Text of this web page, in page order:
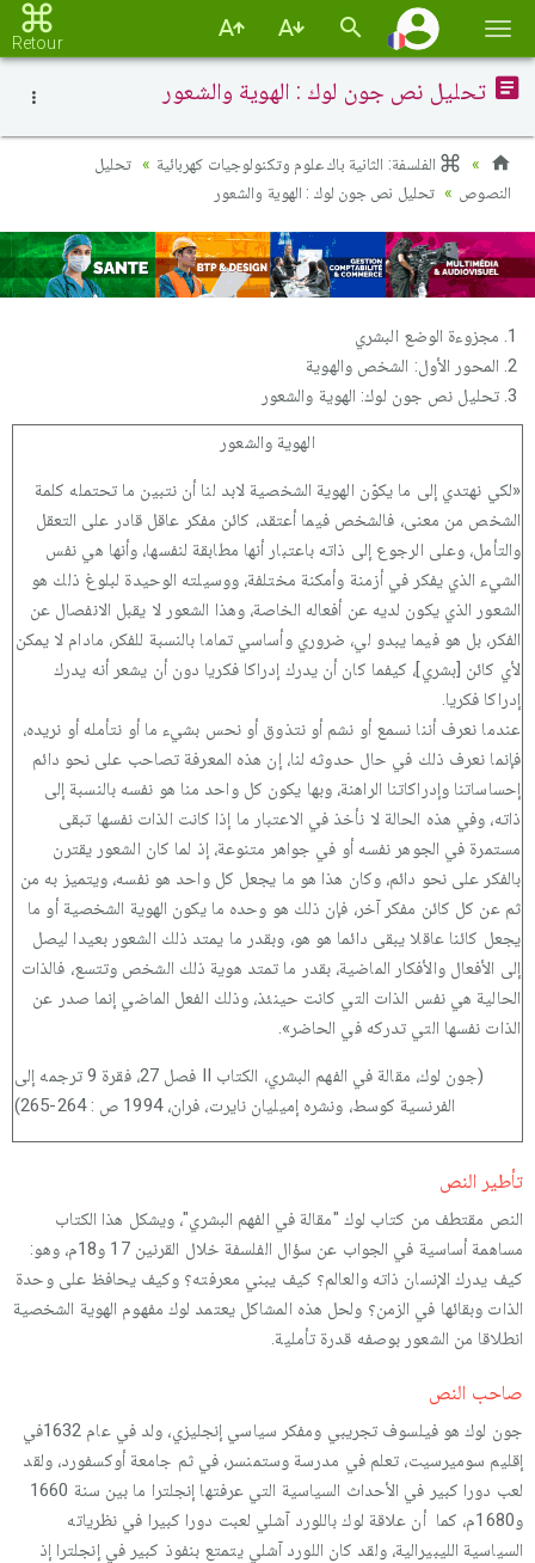
la
Retour
تحليل نص جون لوك : الهوية والشعور
الفلسفة: الثانية باك علوم وتكنولوجيات كهربائية
تحليل
النصوص
تحليل نص جون لوك : الهوية والشعور
مجزوءة الوضع البشري
المحور الأول: الشخص والهوية
تحليل نص جون لوك: الهوية والشعور
الهوية والشعور
«لكي نهتدي إلى ما يكوّن الهوية الشخصية لابد لنا أن نتبين ما تحتمله كلمة
الشخص من معنى، فالشخص فيما أعتقد، كائن مفكر عاقل قادر على التعقل
والتأمل، وعلى الرجوع إلى ذاته باعتبار أنها مطابقة لنفسها، وأنها هي نفس
الشيء الذي يفكر في أزمنة وأمكنة مختلفة، ووسيلته الوحيدة لبلوغ ذلك هو
الشعور الذي يكون لديه عن أفعاله الخاصة، وهذا الشعور لا يقبل الانفصال عن
الفكر، بل هو فيما يبدو لي، ضروري وأساسي تماما بالنسبة للفكر، مادام لا يمكن
لأي كائن [بشري]، كيفما كان أن يدرك إدراكا فكريا دون أن يشعر أنه يدرك
إدراكا فكريا.
عندما نعرف أننا نسمع أو نشم أو نتذوق أو نحس بشيء ما أو نتأمله أو نريده،
فإنما نعرف ذلك في حال حدوثه لنا، إن هذه المعرفة تصاحب على نحو دائم
إحساساتنا وإدراكاتنا الراهنة، وبها يكون كل واحد منا هو نفسه بالنسبة إلى
ذاته، وفي هذه الحالة لا نأخذ في الاعتبار ما إذا كانت الذات نفسها تبقى
مستمرة في الجوهر نفسه أو في جواهر متنوعة، إذ لما كان الشعور يقترن
بالفكر على نحو دائم، وكان هذا هو ما يجعل كل واحد هو نفسه، ويتميز به من
ثم عن كل كائن مفكر آخر، فإن ذلك هو وحده ما يكون الهوية الشخصية أو ما
يجعل كائنا عاقلا يبقى دائما هو هو، وبقدر ما يمتد ذلك الشعور بعيدا ليصل
إلى الأفعال والأفكار الماضية، بقدر ما تمتد هوية ذلك الشخص وتتسع، فالذات
الحالية هي نفس الذات التي كانت حينئذ، وذلك الفعل الماضي إنما صدر عن
الذات نفسها التي تدركه في الحاضر».
(جون لوك، مقالة في الفهم البشري، الكتاب II فصل 27، فقرة 9 ترجمه إلى
الفرنسية كوسط، ونشره إميليان نايرت، فران، 1994 ص : 264-265)
تأطير النص
النص مقتطف من كتاب لوك "مقالة في الفهم البشري"، ويشكل هذا الكتاب
مساهمة أساسية في الجواب عن سؤال الفلسفة خلال القرنين 17 و18م، وهو:
كيف يدرك الإنسان ذاته والعالم؟ كيف يبني معرفته؟ وكيف يحافظ على وحدة
الذات وبقائها في الزمن؟ ولحل هذه المشاكل يعتمد لوك مفهوم الهوية الشخصية
انطلاقا من الشعور بوصفه قدرة تأملية.
صاحب النص
جون لوك هو فيلسوف تجريبي ومفكر سياسي إنجليزي، ولد في عام 1632في
إقليم سوميرسيت، تعلم في مدرسة وستمنسر، في ثم جامعة أوكسفورد، ولقد
لعب دورا كبير في الأحداث السياسية التي عرفتها إنجلترا ما بين سنة 1660
و1680م، كما أن علاقة لوك باللورد آشلي لعبت دورا كبيرا في نظرياته
السياسية الليبيرالية، ولقد كان اللورد آشلي يتمتع بنفوذ كبير في إنجلترا إذ